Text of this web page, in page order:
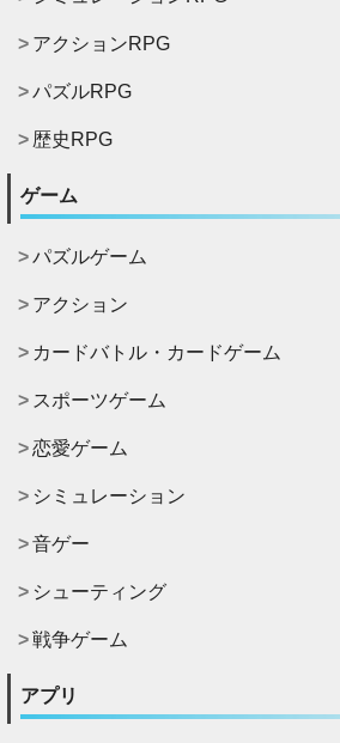
アクションRPG
パズルRPG
歴史RPG
ゲーム
パズルゲーム
アクション
カードバトル・カードゲーム
スポーツゲーム
恋愛ゲーム
シミュレーション
音ゲー
シューティング
戦争ゲーム
アプリ